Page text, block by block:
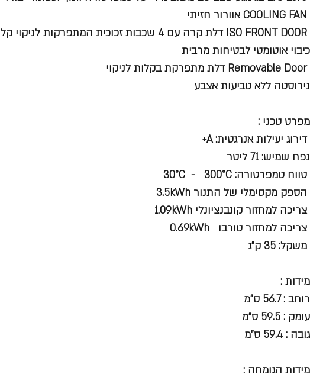
כיבוי אוטומטי לבטיחות מרבית
Removable Door דלת מתפרקת בקלות לניקוי
נירוסטה ללא טביעות אצבע
מפרט טכני :
דירוג יעילות אנרגטית: A+
נפח שמיש: 71 ליטר
טווח טמפרטורה: 30°C - 300°C
הספק מקסימלי של התנור 3.5kWh
צריכה למחזור קונבנציונלי 1.09kWh
צריכה למחזור טורבו 0.69kWh
משקל: 35 ק"ג
מידות :
רוחב : 56.7 ס"מ
עומק : 59.5 ס"מ
גובה : 59.4 ס"מ
מידות הגומחה :